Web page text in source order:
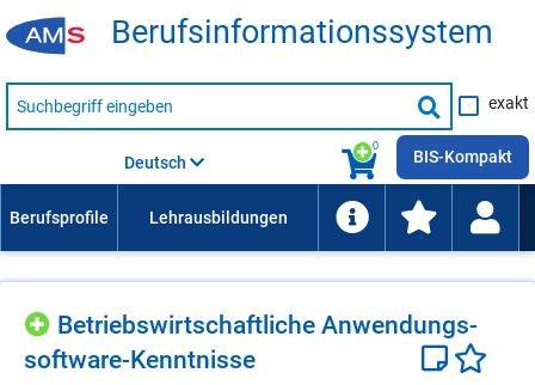
Be­rufs­in­for­ma­ti­ons­sys­tem
Suche
nach
Suche
starten
exakt
0
Deutsch BIS-Kompakt
Be­triebs­wirt­schaft­li­che An­wen­dungs­
soft­ware-Kennt­nis­se